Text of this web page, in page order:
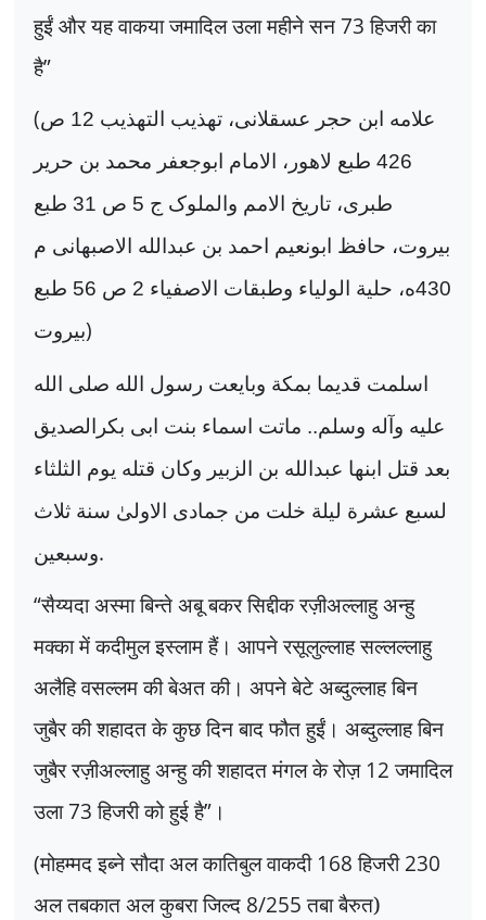
हुईं और यह वाकया जमादिल उला महीने सन73हिजरी का
है”
(علامه ابن حجر عسقلانی، تهذيب التهذيب 12 ص
426 طبع لاهور، الامام ابوجعفر محمد بن حرير
طبری، تاريخ الامم والملوک ج 5 ص 31 طبع
بيروت، حافظ ابونعيم احمد بن عبدالله الاصبهانی م
430ه، حلية الولياء وطبقات الاصفياء 2 ص 56 طبع
بيروت)
اسلمت قديما بمکة وبايعت رسول الله صلی الله
عليه وآله وسلم.. ماتت اسماء بنت ابی بکرالصديق
بعد قتل ابنها عبدالله بن الزبير وکان قتله يوم الثلثاء
لسبع عشرة ليلة خلت من جمادی الاولیٰ سنة ثلاث
وسبعين.
“सैय्यदा अस्मा बिन्ते अबू बकर सिद्दीक रज़ीअल्लाहु अन्हु
मक्का में कदीमुल इस्लाम हैं। आपने रसूलुल्लाह सल्लल्लाहु
अलैहि वसल्लम की बेअत की। अपने बेटे अब्दुल्लाह बिन
जुबैर की शहादत के कुछ दिन बाद फौत हुईं। अब्दुल्लाह बिन
जुबैर रज़ीअल्लाहु अन्हु की शहादत मंगल के रोज़ 12जमादिल
उला73हिजरी को हुई है” ।
(मोहम्मद इब्ने सौदा अल कातिबुल वाकदी 168हिजरी230
अल तबकात अल कुबरा जिल्द 8/255तबा बैरुत)